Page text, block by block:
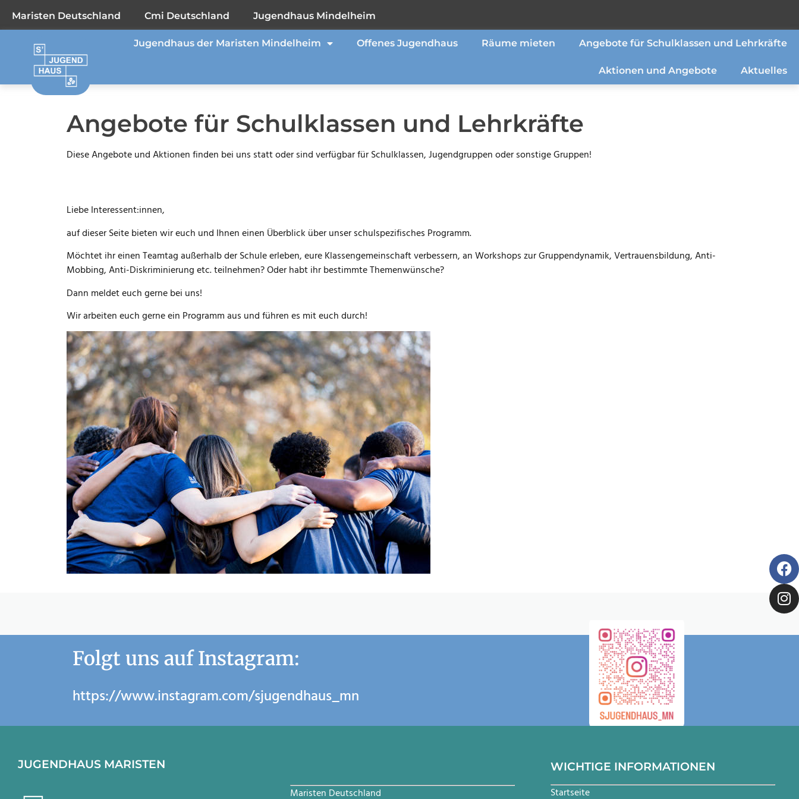
Maristen Deutschland Cmi Deutschland Jugendhaus Mindelheim
Jugendhaus der Maristen Mindelheim Offenes Jugendhaus Räume mieten Angebote für Schulklassen und Lehrkräfte
Aktionen und Angebote Aktuelles
Angebote für Schulklassen und Lehrkräfte
Diese Angebote und Aktionen finden bei uns statt oder sind verfügbar für Schulklassen, Jugendgruppen oder sonstige Gruppen!
Liebe Interessent:innen,
auf dieser Seite bieten wir euch und Ihnen einen Überblick über unser schulspezifisches Programm.
Möchtet ihr einen Teamtag außerhalb der Schule erleben, eure Klassengemeinschaft verbessern, an Workshops zur Gruppendynamik, Vertrauensbildung, Anti-
Mobbing, Anti-Diskriminierung etc. teilnehmen? Oder habt ihr bestimmte Themenwünsche?
Dann meldet euch gerne bei uns!
Wir arbeiten euch gerne ein Programm aus und führen es mit euch durch!
Folgt uns auf Instagram:
https://www.instagram.com/sjugendhaus_mn
JUGENDHAUS MARISTEN
Maristen Deutschland
WICHTIGE INFORMATIONEN
Startseite